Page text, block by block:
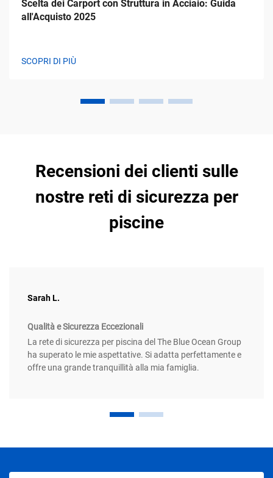
Scelta dei Carport con Struttura in Acciaio: Guida
all'Acquisto 2025
SCOPRI DI PIÙ
Recensioni dei clienti sulle
nostre reti di sicurezza per
piscine
Sarah L.
Qualità e Sicurezza Eccezionali
La rete di sicurezza per piscina del The Blue Ocean Group
ha superato le mie aspettative. Si adatta perfettamente e
offre una grande tranquillità alla mia famiglia.